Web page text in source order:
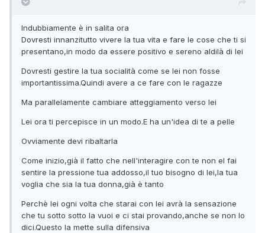
Indubbiamente è in salita ora
Dovresti innanzitutto vivere la tua vita e fare le cose che ti si
presentano,in modo da essere positivo e sereno aldilà di lei
Dovresti gestire la tua socialità come se lei non fosse
importantissima.Quindi avere a ce fare con le ragazze
Ma parallelamente cambiare atteggiamento verso lei
Lei ora ti percepisce in un modo.E ha un'idea di te a pelle
Ovviamente devi ribaltarla
Come inizio,già il fatto che nell'interagire con te non el fai
sentire la pressione tua addosso,il tuo bisogno di lei,la tua
voglia che sia la tua donna,già è tanto
Perchè lei ogni volta che starai con lei avrà la sensazione
che tu sotto sotto la vuoi e ci stai provando,anche se non lo
dici.Questo la mette sulla difensiva